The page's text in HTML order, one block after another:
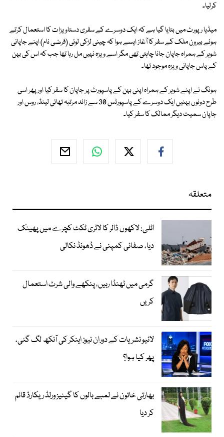
کرلیا۔
میڈیا رپورٹ میں بتایا گیا ہے کہ ایک دوسرے کے سفری دستاویزات کا استعمال کرتے
ہوئے بیرون ملک کے سفر کا آغاز ایسے ہوا کہ چینی لڑکی لوئی (فرضی نام) اپنے جاپانی
شوہر کے ہمراہ جاپان جانا چاہتی تھی مگر اسے ویزہ نہیں مل رہا تھا جب کہ اس کی بہن
کے پاس جاپانی ویزہ موجود تھا۔
ہونگ نے اپنے شوہر کے ہمراہ اپنی بہن کے پاسپورٹ پر جاپان کا سفر کیا اور پھر اسی
طرح دونوں بہنیں ایک دوسرے کے پاسپورٹس 30 سے زائد مرتبہ تھائی لینڈ، روس اور
جاپان سمیت دیگر ممالک کا سفر کیا۔
متعلقہ
اٹلی: لاکھوں ڈالر کا لاٹری ٹکٹ کچرے میں پھینک
دیا، صفائی کمپنی نے ڈھونڈ نکالی
گرمی میں ٹھنڈا رہیں، پنکھے والی شرٹ استعمال
کریں
لائیو نشریات کے دوران نیوز اینکر کی آنکھ لگ گئی،
پھر کیا ہوا؟
بھارتی خاتون نے لمبے بالوں کا گینیز ورلڈ ریکارڈ قائم
کر دیا